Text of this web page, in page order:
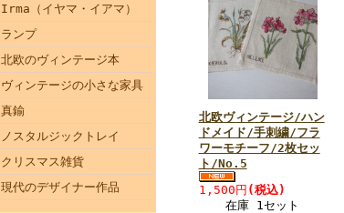
Irma（イヤマ・イアマ）
ランプ
北欧のヴィンテージ本
ヴィンテージの小さな家具
真鍮
ノスタルジックトレイ
クリスマス雑貨
現代のデザイナー作品
北欧ヴィンテージ/ハン
ドメイド/手刺繍/フラ
ワーモチーフ/2枚セッ
ト/No.5
1,500円 (税込)
在庫 1セット